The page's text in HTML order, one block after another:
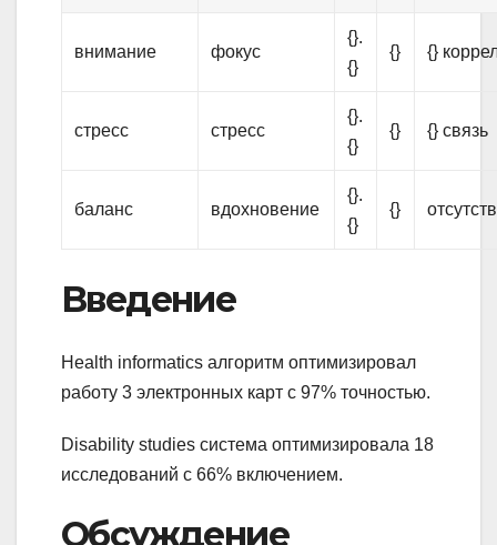
внимание фокус
{}.
{}
{} {}
стресс стресс
{}.
{}
{} {} связь
баланс вдохновение
{}.
{}
{}
Введение
Health informatics алгоритм оптимизировал
работу 3 электронных карт с 97% точностью.
Disability studies система оптимизировала 18
исследований с 66% включением.
Обсуждение